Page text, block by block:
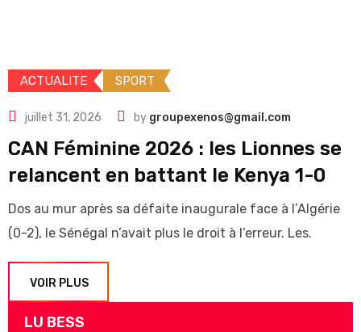
ACTUALITE SPORT
juillet 31, 2026 by groupexenos@gmail.com
CAN Féminine 2026 : les Lionnes se
relancent en battant le Kenya 1-0
Dos au mur après sa défaite inaugurale face à l’Algérie
(0-2), le Sénégal n’avait plus le droit à l’erreur. Les.
VOIR PLUS
LU BESS